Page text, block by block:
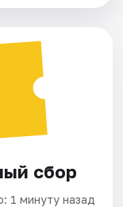
сбор
1 минуту назад